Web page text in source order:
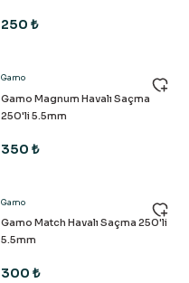
250 ₺
Gamo
Gamo Magnum Havalı Saçma
250'li 5.5mm
350 ₺
Gamo
Gamo Match Havalı Saçma 250'li
5.5mm
300 ₺